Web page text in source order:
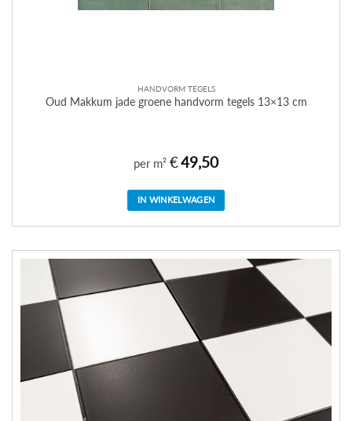
HANDVORM TEGELS
Oud Makkum jade groene handvorm tegels 13×13 cm
per m² €49,50
IN WINKELWAGEN